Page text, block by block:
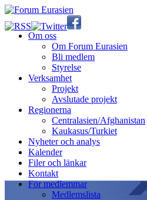
Om oss
Om Forum Eurasien
Bli medlem
Styrelse
Verksamhet
Projekt
Avslutade projekt
Regionerna
Centralasien/Afghanistan
Kaukasus/Turkiet
Nyheter och analys
Kalender
Filer och länkar
Kontakt
För medlemmar
Medlemslista